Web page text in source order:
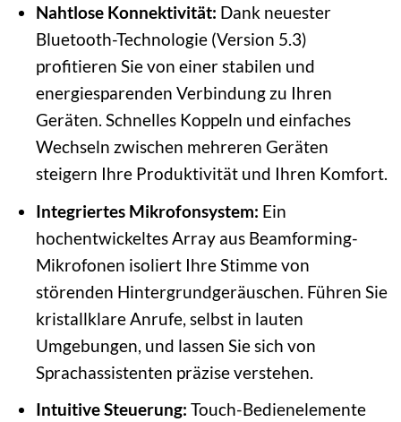
Nahtlose Konnektivität: Dank neuester
Bluetooth-Technologie (Version 5.3)
profitieren Sie von einer stabilen und
energiesparenden Verbindung zu Ihren
Geräten. Schnelles Koppeln und einfaches
Wechseln zwischen mehreren Geräten
steigern Ihre Produktivität und Ihren Komfort.
Integriertes Mikrofonsystem: Ein
hochentwickeltes Array aus Beamforming-
Mikrofonen isoliert Ihre Stimme von
störenden Hintergrundgeräuschen. Führen Sie
kristallklare Anrufe, selbst in lauten
Umgebungen, und lassen Sie sich von
Sprachassistenten präzise verstehen.
Intuitive Steuerung: Touch-Bedienelemente